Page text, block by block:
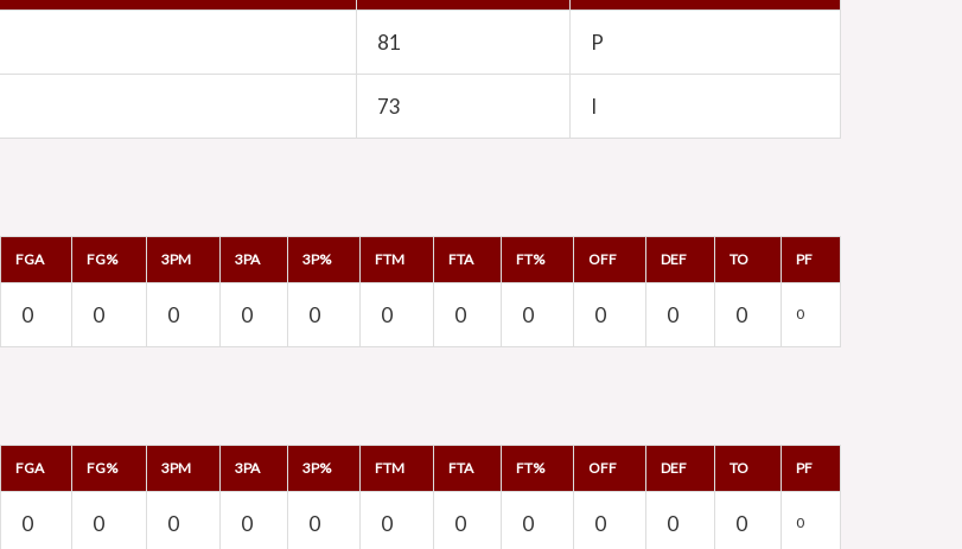
81 P
73 I
FGA FG% 3PM 3PA 3P% FTM FTA FT% OFF DEF TO PF
0 0 0 0 0 0 0 0 0 0 0 0
FGA FG% 3PM 3PA 3P% FTM FTA FT% OFF DEF TO PF
0 0 0 0 0 0 0 0 0 0 0 0